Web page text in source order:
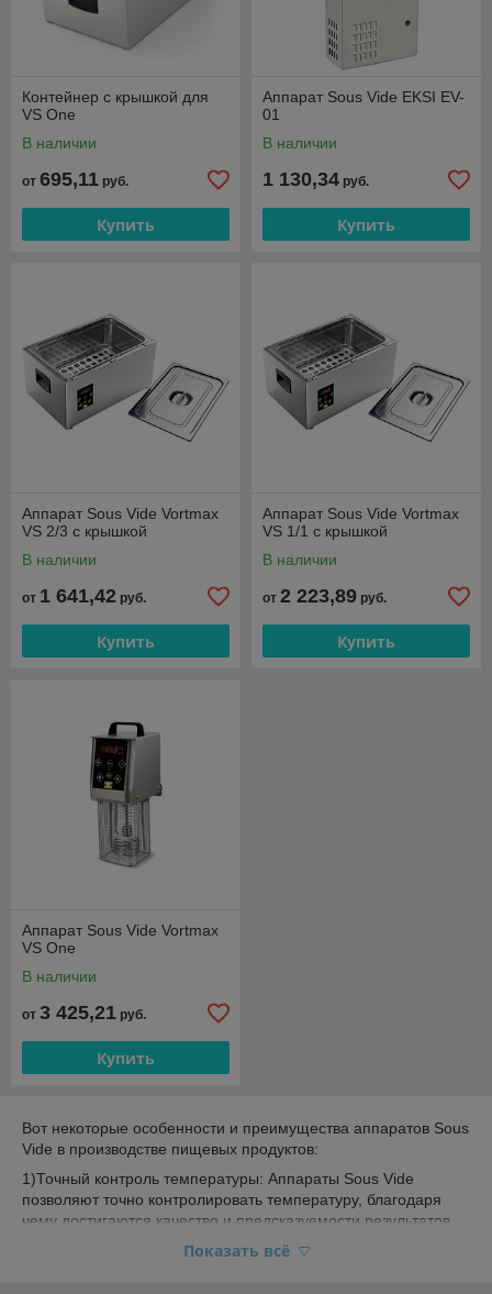
Контейнер с крышкой для
VS One
В наличии
от 695,11 руб.
Купить
Аппарат Sous Vide EKSI EV-
01
В наличии
1 130,34 руб.
Купить
Аппарат Sous Vide Vortmax
VS 2/3 с крышкой
В наличии
от 1 641,42 руб.
Купить
Аппарат Sous Vide Vortmax
VS 1/1 с крышкой
В наличии
от 2 223,89 руб.
Купить
Аппарат Sous Vide Vortmax
VS One
В наличии
от 3 425,21 руб.
Купить
Вот некоторые особенности и преимущества аппаратов Sous
Vide в производстве пищевых продуктов:
1)Точный контроль температуры: Аппараты Sous Vide
позволяют точно контролировать температуру, благодаря
чему достигаются качество и предсказуемости результатов.
Температура может быть установлена на очень низком
уровне (обычно от 45 до 85 градусов Цельсия) и
Показать всё